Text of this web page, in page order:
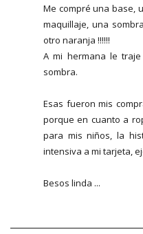
Me compré una base,
maquillaje, una
otro naranja !!!!!!
A mi hermana le
sombra.
Esas fueron mis
porque en cuanto a
para mis niños, la
intensiva a mi tarjeta,
Besos linda ...